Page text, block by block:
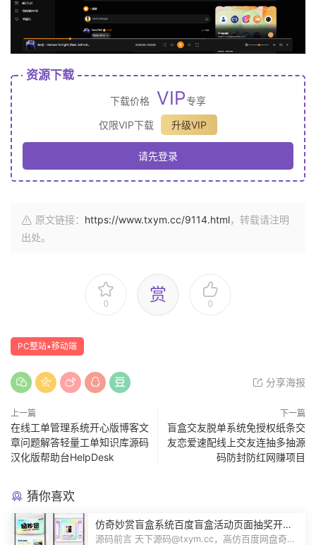
资源下载
下载价格 VIP专享
仅限VIP下载
升级VIP
请先登录
原文链接： https://www.txym.cc/9114.html，转载请注明
出处。
0 赏 0
PC整站▪移动端
分享海报
上一篇
在线工单管理系统开心版博客文
章问题解答轻量工单知识库源码
汉化版帮助台HelpDesk
下一篇
盲盒交友脱单系统免授权纸条交
友恋爱速配线上交友连抽多抽源
码防封防红网赚项目
猜你喜欢
仿奇妙赏盲盒系统百度盲盒活动页面抽奖开盒
奖品展示概率设置无限回调源码潮玩V6
源码前言 天下源码@txym.cc，高仿百度网盘奇妙